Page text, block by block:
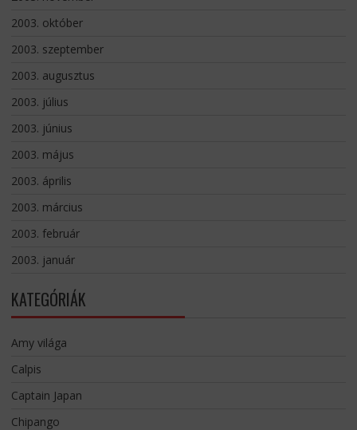
2003. október
2003. szeptember
2003. augusztus
2003. július
2003. június
2003. május
2003. április
2003. március
2003. február
2003. január
KATEGÓRIÁK
Amy világa
Calpis
Captain Japan
Chipango